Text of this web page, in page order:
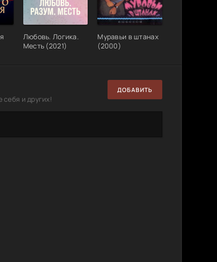
Любовь. Логика.
Месть (2021)
Муравьи в штанах
(2000)
и других!
ДОБАВИТЬ